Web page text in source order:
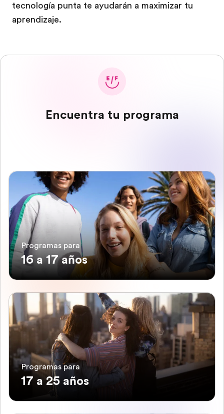
tecnología punta te ayudarán a maximizar tu
aprendizaje.
Encuentra tu programa
Programas para
16 a 17 años
Programas para
17 a 25 años